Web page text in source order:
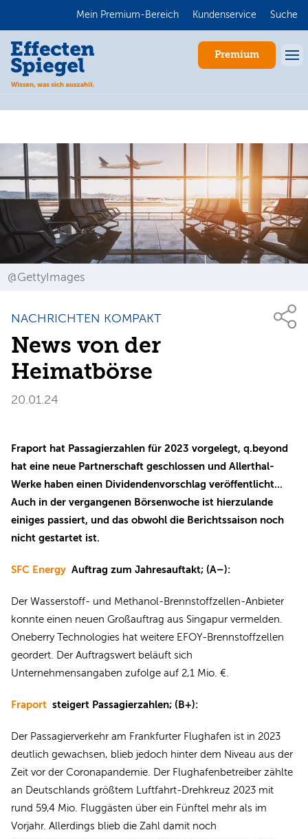
Mein Premium-Bereich Kundenservice Suche
Premium
@GettyImages
NACHRICHTEN KOMPAKT
News von der
Heimatbörse
20.01.24
Fraport hat Passagierzahlen für 2023 vorgelegt, q.beyond
hat eine neue Partnerschaft geschlossen und Allerthal-
Werke haben einen Dividendenvorschlag veröffentlicht...
Auch in der vergangenen Börsenwoche ist hierzulande
einiges passiert, und das obwohl die Berichtssaison noch
nicht gestartet ist.
SFC Energy Auftrag zum Jahresauftakt; (A–):
Der Wasserstoff- und Methanol-Brennstoffzellen-Anbieter
konnte einen neuen Großauftrag aus Singapur vermelden.
Oneberry Technologies hat weitere EFOY-Brennstoffzellen
geordert. Der Auftragswert beläuft sich
Unternehmensangaben zufolge auf 2,1 Mio. €.
Fraport steigert Passagierzahlen; (B+):
Der Passagierverkehr am Frankfurter Flughafen ist in 2023
deutlich gewachsen, blieb jedoch hinter dem Niveau aus der
Zeit vor der Coronapandemie. Der Flughafenbetreiber zählte
an Deutschlands größtem Luftfahrt-Drehkreuz 2023 mit
rund 59,4 Mio. Fluggästen über ein Fünftel mehr als im
Vorjahr. Allerdings blieb die Zahl damit noch
Anmelden